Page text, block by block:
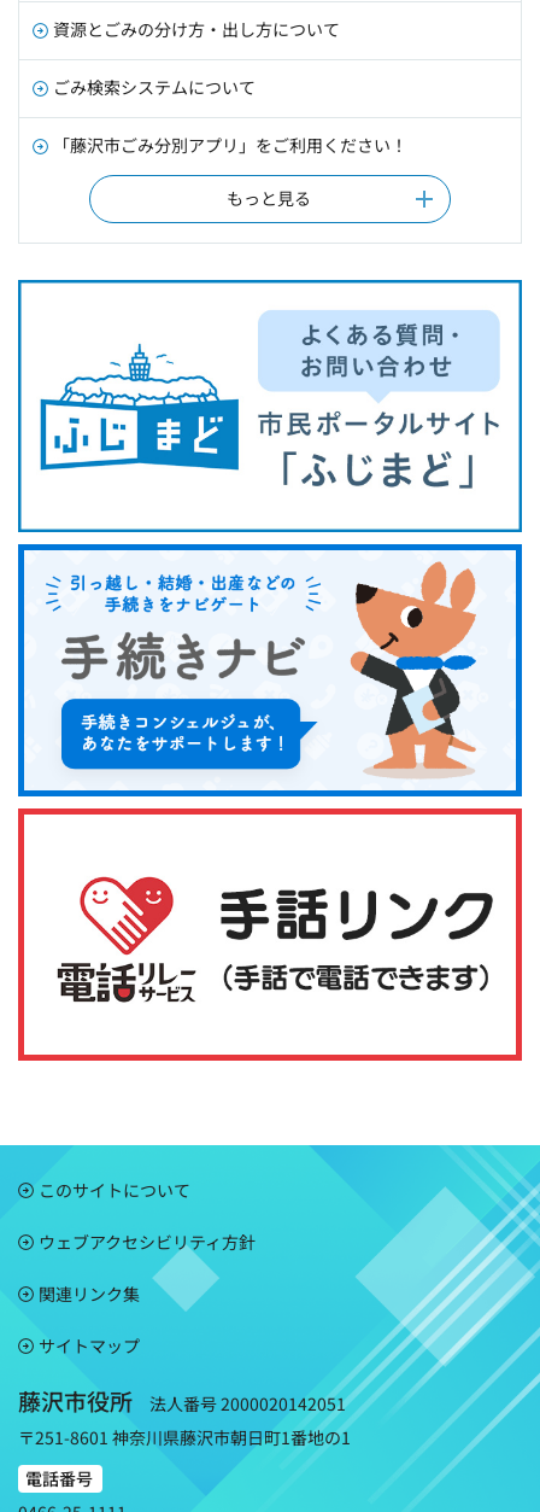
資源とごみの分け方・出し方について
ごみ検索システムについて
「藤沢市ごみ分別アプリ」をご利用ください！
もっと見る
このサイトについて
ウェブアクセシビリティ方針
関連リンク集
サイトマップ
藤沢市役所
法人番号 2000020142051
〒251-8601 神奈川県藤沢市朝日町1番地の1
電話番号